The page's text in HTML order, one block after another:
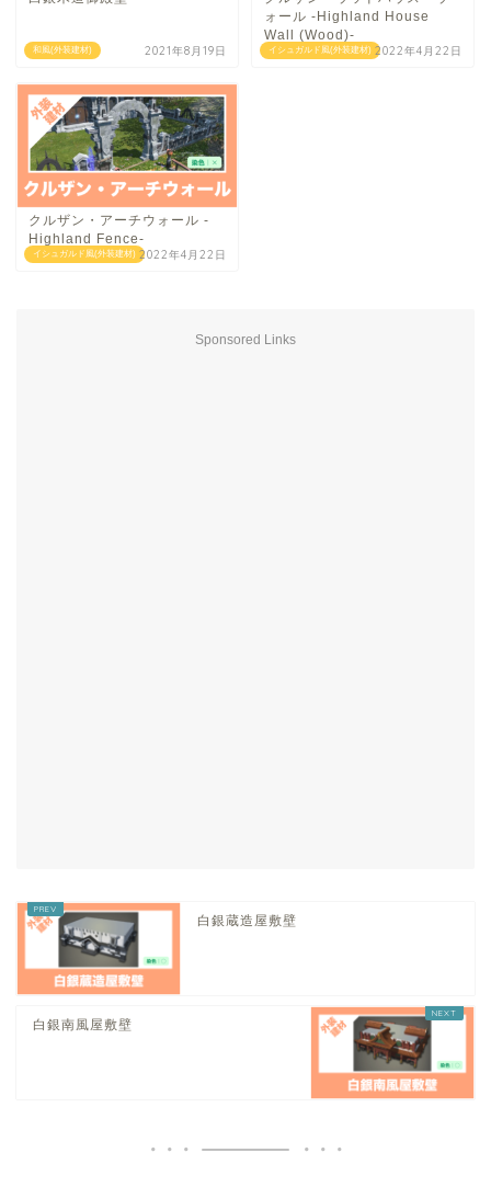
和風(外装建材) 2021年8月19日 イシュガルド風(外装建材)
ォール -Highland House
Wall (Wood)-
2022年4月22日
イシュガルド風(外装建材)
クルザン・アーチウォール -
Highland Fence-
2022年4月22日
Sponsored Links
白銀蔵造屋敷壁
白銀南風屋敷壁